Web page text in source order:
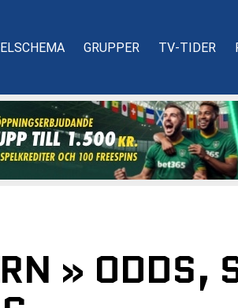
GRUPPER TV-TIDER
» ODDS,